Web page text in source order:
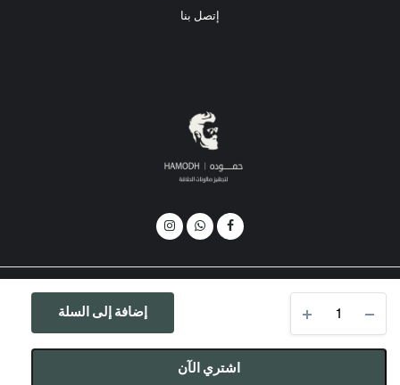
شعر
REDONE
quantity
إضافة إلى السلة
اشتري الآن
إتصل بنا